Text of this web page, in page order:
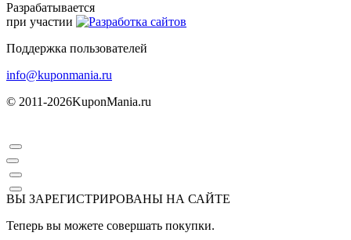
Разрабатывается
при участии
Поддержка пользователей
info@kuponmania.ru
© 2011-2026KuponMania.ru
ВЫ ЗАРЕГИСТРИРОВАНЫ НА САЙТЕ
Теперь вы можете совершать покупки.